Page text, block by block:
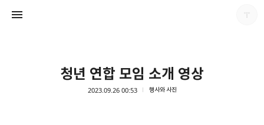
청년 연합 모임 소개 영상
2023.09.26 00:53 행사와 사진